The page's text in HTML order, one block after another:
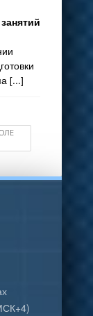
[...]